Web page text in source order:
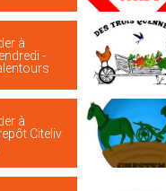
à
-
à
Citeliv